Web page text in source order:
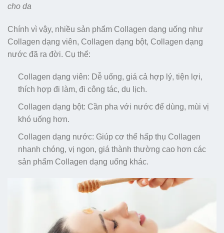
cho da
Chính vì vậy, nhiều sản phẩm Collagen dạng uống như
Collagen dạng viên, Collagen dạng bột, Collagen dạng
nước đã ra đời. Cụ thể:
Collagen dạng viên: Dễ uống, giá cả hợp lý, tiện lợi,
thích hợp đi làm, đi công tác, du lịch.
Collagen dạng bột: Cần pha với nước để dùng, mùi vị
khó uống hơn.
Collagen dạng nước: Giúp cơ thể hấp thụ Collagen
nhanh chóng, vị ngon, giá thành thường cao hơn các
sản phẩm Collagen dạng uống khác.